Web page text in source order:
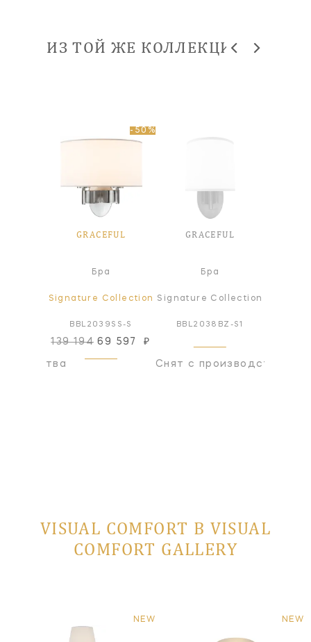
ИЗ ТОЙ ЖЕ КОЛЛЕКЦИИ
-50%
GRACEFUL
Бра
Signature Collection
BBL2039SS-S
139 194 69 597 ₽
GRACEFUL
Бра
Signature Collection
BBL2038BZ-S1
Снят с производстваСнят с
VISUAL COMFORT В VISUAL
COMFORT GALLERY
NEW NEW